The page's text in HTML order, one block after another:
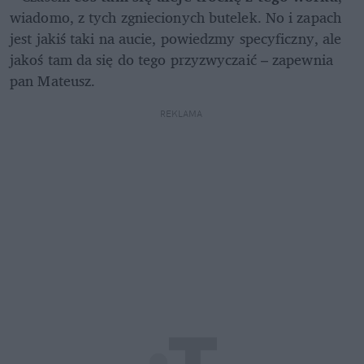
wiadomo, z tych zgniecionych butelek. No i zapach
jest jakiś taki na aucie, powiedzmy specyficzny, ale
jakoś tam da się do tego przyzwyczaić – zapewnia
pan Mateusz.
REKLAMA